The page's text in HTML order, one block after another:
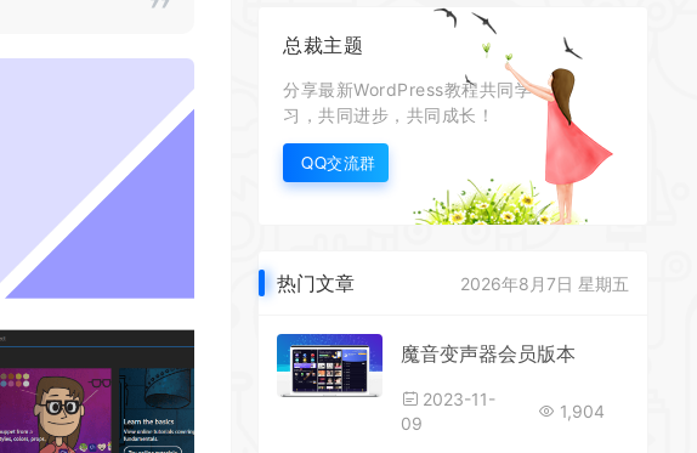
总裁主题
分享最新WordPress教程共同学
习，共同进步，共同成长！
QQ交流群
热门文章 2026年8月7日 星期五
魔音变声器会员版本
2023-11-
09
1,904